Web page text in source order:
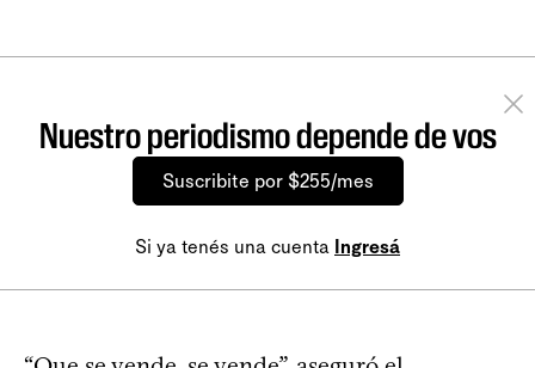
Nuestro periodismo depende de vos
Suscribite por $255/mes
Si ya tenés una cuenta Ingresá